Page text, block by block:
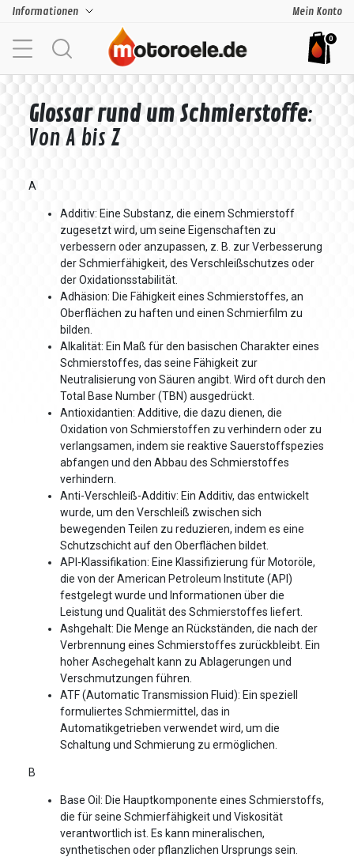
Informationen Mein Konto
0
Glossar rund um Schmierstoffe:
Von A bis Z
A
Additiv: Eine Substanz, die einem Schmierstoff
zugesetzt wird, um seine Eigenschaften zu
verbessern oder anzupassen, z. B. zur Verbesserung
der Schmierfähigkeit, des Verschleißschutzes oder
der Oxidationsstabilität.
Adhäsion: Die Fähigkeit eines Schmierstoffes, an
Oberflächen zu haften und einen Schmierfilm zu
bilden.
Alkalität: Ein Maß für den basischen Charakter eines
Schmierstoffes, das seine Fähigkeit zur
Neutralisierung von Säuren angibt. Wird oft durch den
Total Base Number (TBN) ausgedrückt.
Antioxidantien: Additive, die dazu dienen, die
Oxidation von Schmierstoffen zu verhindern oder zu
verlangsamen, indem sie reaktive Sauerstoffspezies
abfangen und den Abbau des Schmierstoffes
verhindern.
Anti-Verschleiß-Additiv: Ein Additiv, das entwickelt
wurde, um den Verschleiß zwischen sich
bewegenden Teilen zu reduzieren, indem es eine
Schutzschicht auf den Oberflächen bildet.
API-Klassifikation: Eine Klassifizierung für Motoröle,
die von der American Petroleum Institute (API)
festgelegt wurde und Informationen über die
Leistung und Qualität des Schmierstoffes liefert.
Ashgehalt: Die Menge an Rückständen, die nach der
Verbrennung eines Schmierstoffes zurückbleibt. Ein
hoher Aschegehalt kann zu Ablagerungen und
Verschmutzungen führen.
ATF (Automatic Transmission Fluid): Ein speziell
formuliertes Schmiermittel, das in
Automatikgetrieben verwendet wird, um die
Schaltung und Schmierung zu ermöglichen.
B
Base Oil: Die Hauptkomponente eines Schmierstoffs,
die für seine Schmierfähigkeit und Viskosität
verantwortlich ist. Es kann mineralischen,
synthetischen oder pflanzlichen Ursprungs sein.